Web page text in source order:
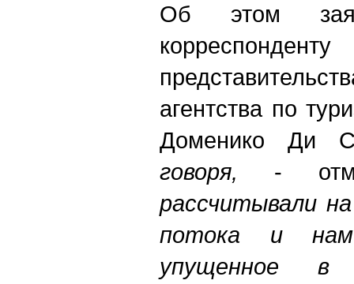
Об этом
агентства по
Доменико Ди
говоря, -
рассчитывали
потока и
упущенное в